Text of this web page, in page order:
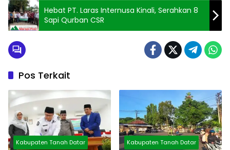
Hebat PT. Laras Internusa Kinali, Serahkan 8
Sapi Qurban CSR
Pos Terkait
Kabupaten Tanah Datar Kabupaten Tanah Datar